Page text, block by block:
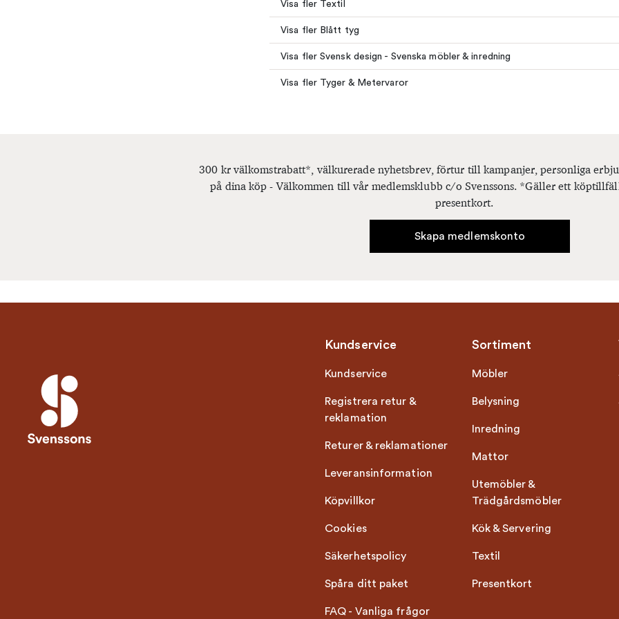
Visa fler Textil
Visa fler Blått tyg
Visa fler Svensk design - Svenska möbler & inredning
Visa fler Tyger & Metervaror
300 kr välkomstrabatt*, välkurerade nyhetsbrev, förtur till kampanjer, personliga
på dina köp - Välkommen till vår medlemsklubb c/o Svenssons. *Gäller ett
presentkort.
Skapa medlemskonto
Kundservice
Kundservice
Registrera retur &
reklamation
Returer & reklamationer
Leveransinformation
Köpvillkor
Cookies
Säkerhetspolicy
Spåra ditt paket
FAQ - Vanliga frågor
Sortiment
Möbler
Belysning
Inredning
Mattor
Utemöbler &
Trädgårdsmöbler
Kök & Servering
Textil
Presentkort